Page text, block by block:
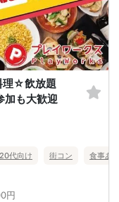
理☆飲放題
加も大歓迎
20代向け 街コン 食事あ
円